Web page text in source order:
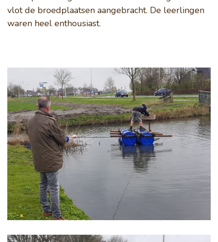
Nazorg en broedzorg
Help mee
Lid worden
Doneren
vlot de broedplaatsen aangebracht. De leerlingen
waren heel enthousiast.